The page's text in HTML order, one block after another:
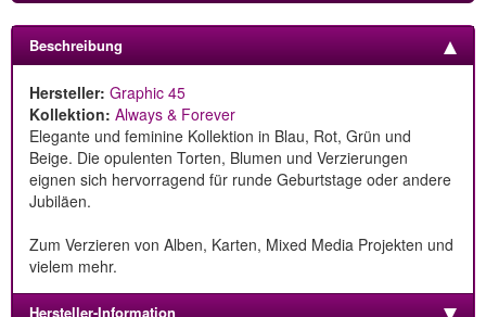
Beschreibung
Hersteller: Graphic 45
Kollektion: Always & Forever
Elegante und feminine Kollektion in Blau, Rot, Grün und
Beige. Die opulenten Torten, Blumen und Verzierungen
eignen sich hervorragend für runde Geburtstage oder andere
Jubiläen.
Zum Verzieren von Alben, Karten, Mixed Media Projekten und
vielem mehr.
Hersteller-Information